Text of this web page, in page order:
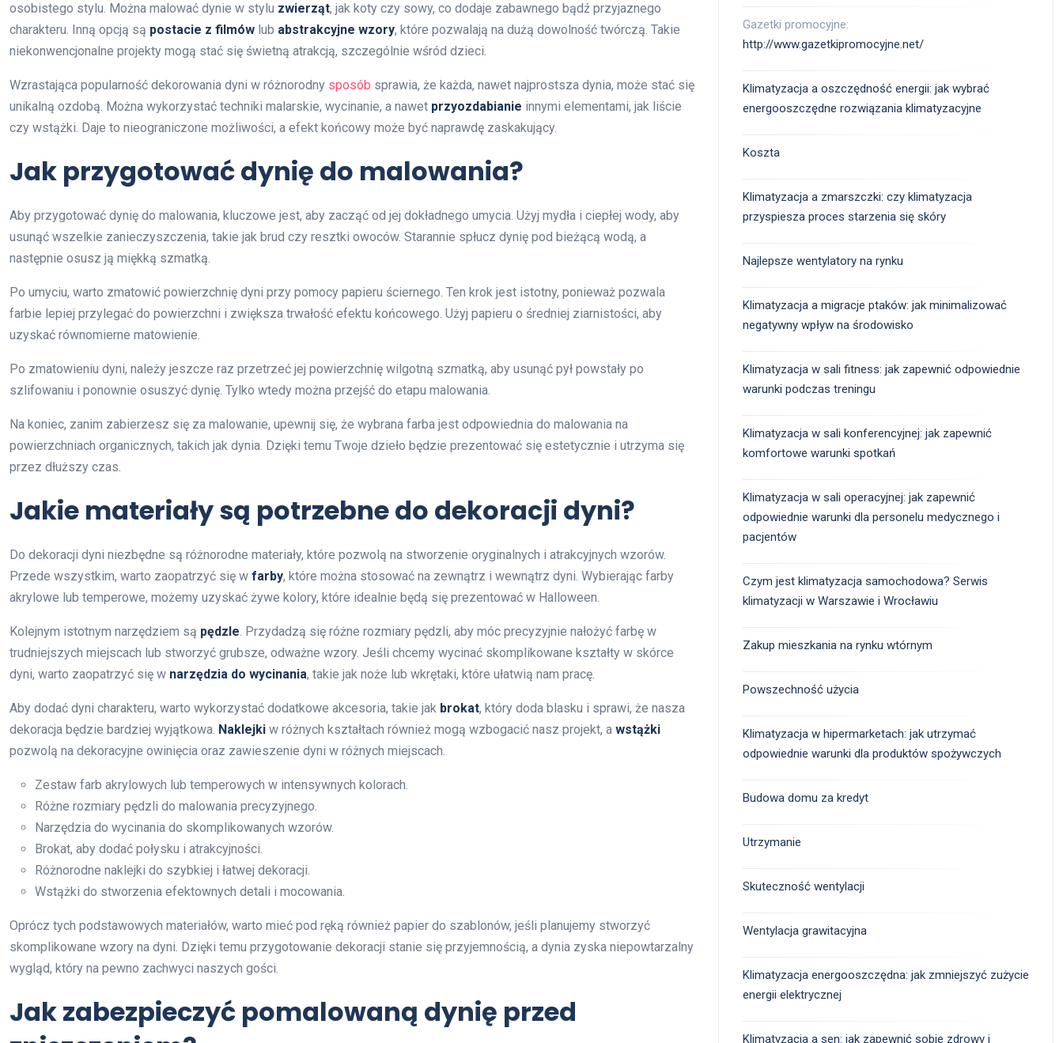
osobistego stylu. Można malować dynie w stylu zwierząt, jak koty czy sowy, co dodaje zabawnego bądź przyjaznego
charakteru. Inną opcją są postacie z filmów lub abstrakcyjne wzory, które pozwalają na dużą dowolność twórczą. Takie
niekonwencjonalne projekty mogą stać się świetną atrakcją, szczególnie wśród dzieci.
Wzrastająca popularność dekorowania dyni w różnorodny sposób sprawia, że każda, nawet najprostsza dynia, może stać się
unikalną ozdobą. Można wykorzystać techniki malarskie, wycinanie, a nawet przyozdabianie innymi elementami, jak liście
czy wstążki. Daje to nieograniczone możliwości, a efekt końcowy może być naprawdę zaskakujący.
Jak przygotować dynię do malowania?
Aby przygotować dynię do malowania, kluczowe jest, aby zacząć od jej dokładnego umycia. Użyj mydła i ciepłej wody, aby
usunąć wszelkie zanieczyszczenia, takie jak brud czy resztki owoców. Starannie spłucz dynię pod bieżącą wodą, a
następnie osusz ją miękką szmatką.
Po umyciu, warto zmatowić powierzchnię dyni przy pomocy papieru ściernego. Ten krok jest istotny, ponieważ pozwala
farbie lepiej przylegać do powierzchni i zwiększa trwałość efektu końcowego. Użyj papieru o średniej ziarnistości, aby
uzyskać równomierne matowienie.
Po zmatowieniu dyni, należy jeszcze raz przetrzeć jej powierzchnię wilgotną szmatką, aby usunąć pył powstały po
szlifowaniu i ponownie osuszyć dynię. Tylko wtedy można przejść do etapu malowania.
Na koniec, zanim zabierzesz się za malowanie, upewnij się, że wybrana farba jest odpowiednia do malowania na
powierzchniach organicznych, takich jak dynia. Dzięki temu Twoje dzieło będzie prezentować się estetycznie i utrzyma się
przez dłuższy czas.
Jakie materiały są potrzebne do dekoracji dyni?
Do dekoracji dyni niezbędne są różnorodne materiały, które pozwolą na stworzenie oryginalnych i atrakcyjnych wzorów.
Przede wszystkim, warto zaopatrzyć się w farby, które można stosować na zewnątrz i wewnątrz dyni. Wybierając farby
akrylowe lub temperowe, możemy uzyskać żywe kolory, które idealnie będą się prezentować w Halloween.
Kolejnym istotnym narzędziem są pędzle. Przydadzą się różne rozmiary pędzli, aby móc precyzyjnie nałożyć farbę w
trudniejszych miejscach lub stworzyć grubsze, odważne wzory. Jeśli chcemy wycinać skomplikowane kształty w skórce
dyni, warto zaopatrzyć się w narzędzia do wycinania, takie jak noże lub wkrętaki, które ułatwią nam pracę.
Aby dodać dyni charakteru, warto wykorzystać dodatkowe akcesoria, takie jak brokat, który doda blasku i sprawi, że nasza
dekoracja będzie bardziej wyjątkowa. Naklejki w różnych kształtach również mogą wzbogacić nasz projekt, a wstążki
pozwolą na dekoracyjne owinięcia oraz zawieszenie dyni w różnych miejscach.
Zestaw farb akrylowych lub temperowych w intensywnych kolorach.
Różne rozmiary pędzli do malowania precyzyjnego.
Narzędzia do wycinania do skomplikowanych wzorów.
Brokat, aby dodać połysku i atrakcyjności.
Różnorodne naklejki do szybkiej i łatwej dekoracji.
Wstążki do stworzenia efektownych detali i mocowania.
Oprócz tych podstawowych materiałów, warto mieć pod ręką również papier do szablonów, jeśli planujemy stworzyć
skomplikowane wzory na dyni. Dzięki temu przygotowanie dekoracji stanie się przyjemnością, a dynia zyska niepowtarzalny
wygląd, który na pewno zachwyci naszych gości.
Jak zabezpieczyć pomalowaną dynię przed
Gazetki promocyjne:
http://www.gazetkipromocyjne.net/
Klimatyzacja a oszczędność energii: jak wybrać
energooszczędne rozwiązania klimatyzacyjne
Koszta
Klimatyzacja a zmarszczki: czy klimatyzacja
przyspiesza proces starzenia się skóry
Najlepsze wentylatory na rynku
Klimatyzacja a migracje ptaków: jak minimalizować
negatywny wpływ na środowisko
Klimatyzacja w sali fitness: jak zapewnić odpowiednie
warunki podczas treningu
Klimatyzacja w sali konferencyjnej: jak zapewnić
komfortowe warunki spotkań
Klimatyzacja w sali operacyjnej: jak zapewnić
odpowiednie warunki dla personelu medycznego i
pacjentów
Czym jest klimatyzacja samochodowa? Serwis
klimatyzacji w Warszawie i Wrocławiu
Zakup mieszkania na rynku wtórnym
Powszechność użycia
Klimatyzacja w hipermarketach: jak utrzymać
odpowiednie warunki dla produktów spożywczych
Budowa domu za kredyt
Utrzymanie
Skuteczność wentylacji
Wentylacja grawitacyjna
Klimatyzacja energooszczędna: jak zmniejszyć zużycie
energii elektrycznej
Klimatyzacja a sen: jak zapewnić sobie zdrowy i